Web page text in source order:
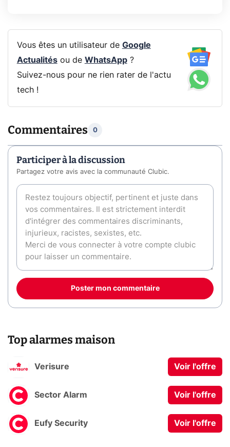
Vous êtes un utilisateur de Google
Actualitésou de WhatsApp?
Suivez-nous pour ne rien rater de l'actu
tech !
Commentaires 0
Participer à la discussion
Partagez votre avis avec la communauté Clubic.
Poster mon commentaire
Top alarmes maison
Verisure Voir l'offre
Sector Alarm Voir l'offre
Eufy Security Voir l'offre